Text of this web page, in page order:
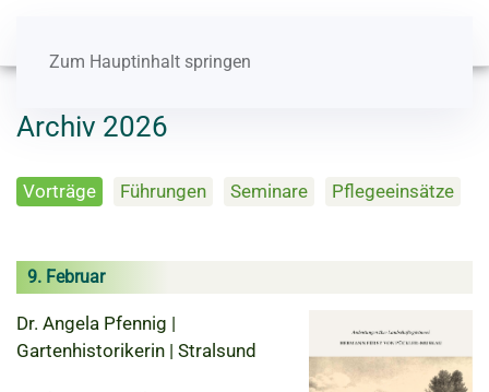
Zum Hauptinhalt springen
Archiv 2026
Vorträge Führungen Seminare Pflegeeinsätze
9. Februar
Dr. Angela Pfennig |
Gartenhistorikerin | Stralsund